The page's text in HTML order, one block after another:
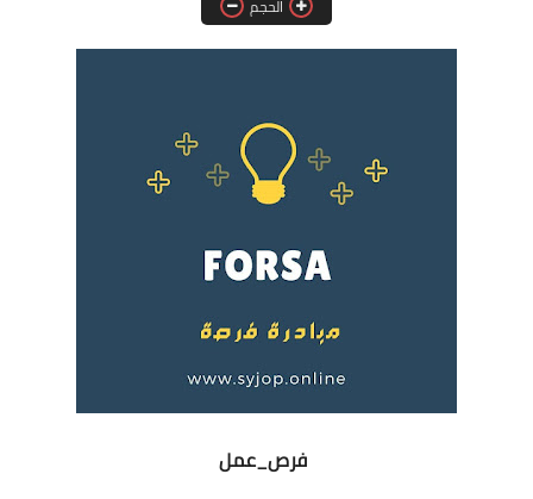
فرص عمل في العراق
فرص عمل في السودان
دورات تدريبية
الحجم
فرص_عمل